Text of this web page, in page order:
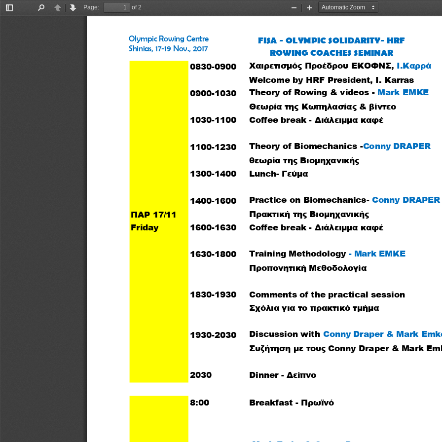
Toggle
PreviousNext
Page:
of 2
Zoom
Zoom
Olympic Rowing Centre
Shinias, 17-19 Nov., 2017
FISA - OLYMPIC SOLIDARITY- HRF
ROWING COACHES SEMINAR
0830-0900 Χαιρετισμός Προέδρου ΕΚΟΦΝΣ,
Ι.Καρρά
Welcome by HRF President, I. Karras
0900-1030
Theory of Rowing & videos - Mark EMKE
Θεωρία της Κωπηλασίας & βίντεο
1030-1100
Coffee break - Διάλειμμα καφέ
1100-1230 Theory of Biomechanics -Conny DRAPER
θεωρία της Βιομηχανικής
1300-1400
Lunch- Γεύμα
1400-1600 Practice on Biomechanics- Conny DRAPER
Πρακτική της Βιομηχανικής
1600-1630
Coffee break - Διάλειμμα καφέ
1630-1800 Training Methodology
- Μark EMKE
Προπονητική Μεθοδολογία
1830-1930
Comments of the practical session
Σχόλια για το πρακτικό τμήμα
1930-2030 Discussion with Conny Draper & Mark
Συζήτηση με τους Conny Draper & Mark
2030 Dinner - Δείπνο
8:00 Breakfast - Πρωϊνό
ΠΑΡ 17/11
Friday